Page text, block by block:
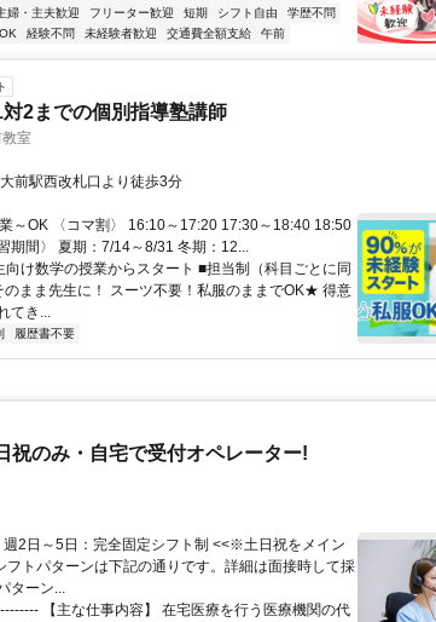
婦・主夫歓迎 フリーター歓迎 短期 シフト自由
学歴不問
経験不問 未経験者歓迎 交通費全額支給 午前
2までの個別指導塾講師
室
前駅西改札口より徒歩3分
～OK 〈コマ割〉 16:10～17:20 17:30～18:40 18:50
期間〉 夏期：7/14～8/31 冬期：12...
け数学の授業からスタート ■担当制（科目ごとに同
まま先生に！ スーツ不要！私服のままでOK★ 得意
てき...
履歴書不要
祝のみ・自宅で受付オペレーター!
2日～5日：完全固定シフト制 <<※土日祝をメイン
トパターンは下記の通りです。詳細は面接時して採
ターン...
【主な仕事内容】 在宅医療を行う医療機関の代